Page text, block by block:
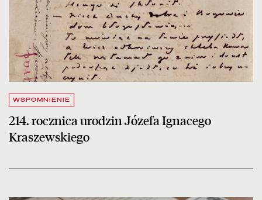
WSPOMNIENIE
214. rocznica urodzin Józefa Ignacego
Kraszewskiego